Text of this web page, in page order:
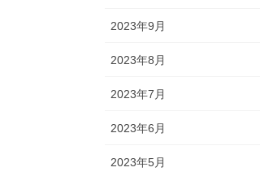
2023年9月
2023年8月
2023年7月
2023年6月
2023年5月